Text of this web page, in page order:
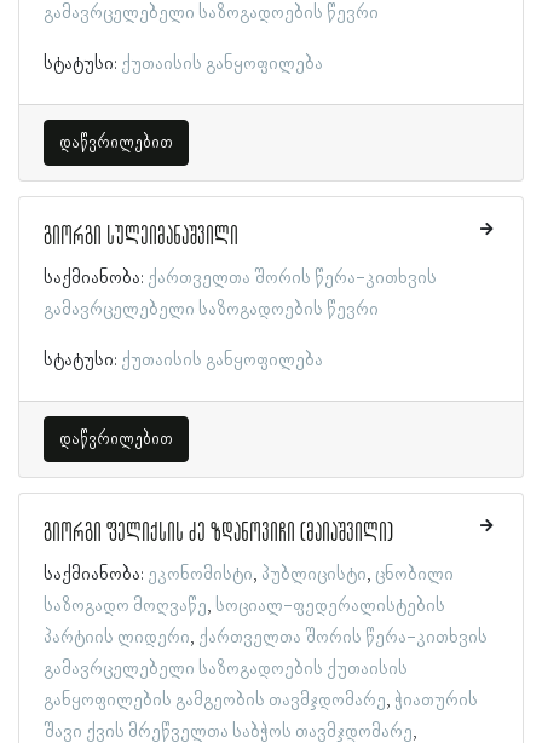
გამავრცელებელი საზოგადოების წევრი
სტატუსი: ქუთაისის განყოფილება
დაწვრილებით
გიორგი სულეიმანაშვილი
საქმიანობა: ქართველთა შორის წერა-კითხვის
გამავრცელებელი საზოგადოების წევრი
სტატუსი: ქუთაისის განყოფილება
დაწვრილებით
გიორგი ფელიქსის ძე ზდანოვიჩი (მაიაშვილი)
საქმიანობა: ეკონომისტი პუბლიცისტი ცნობილი
საზოგადო მოღვაწე სოციალ-ფედერალისტების
პარტიის ლიდერი ქართველთა შორის წერა-კითხვის
გამავრცელებელი საზოგადოების ქუთაისის
განყოფილების გამგეობის თავმჯდომარე ჭიათურის
შავი ქვის მრეწველთა საბჭოს თავმჯდომარე